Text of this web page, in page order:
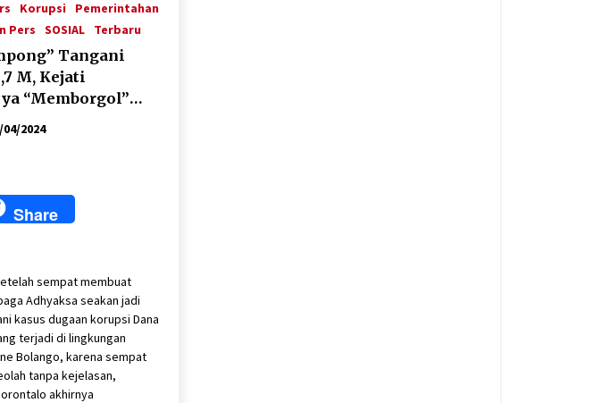
Korupsi
Pemerintahan
Pers SOSIAL Terbaru
Tangani
M, Kejati
“Memborgol”
2024
Share
sempat membuat
Adhyaksa seakan jadi
kasus dugaan korupsi Dana
terjadi di lingkungan
Bolango, karena sempat
tanpa kejelasan,
akhirnya